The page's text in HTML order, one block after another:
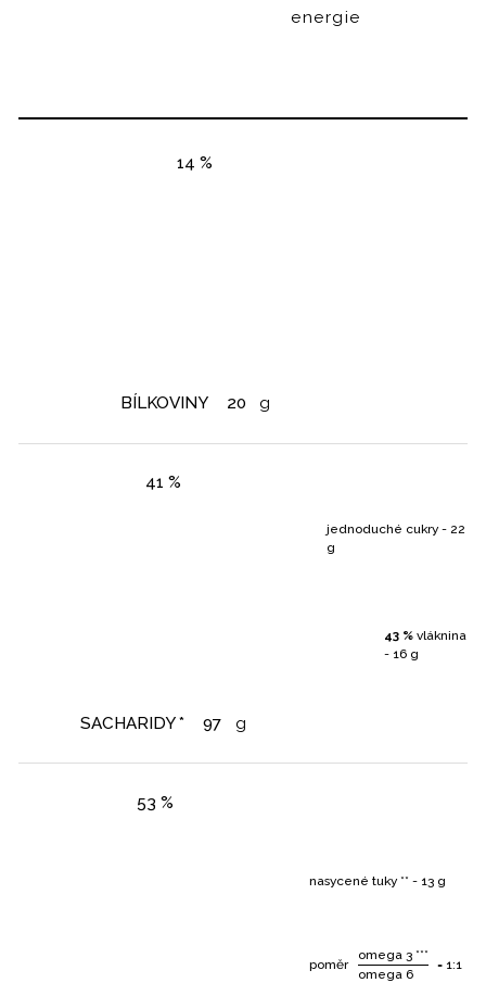
energie
14 %
BÍLKOVINY 20 g
41 %
SACHARIDY * 97 g
jednoduché cukry - 22
g
43 %vláknina
- 16 g
53 %
nasycené tuky ** - 13 g
poměr
omega 3 ***
omega 6
= 1:1